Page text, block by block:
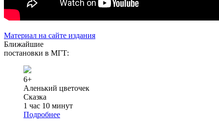
Материал на сайте издания
Ближайшие
постановки в МГТ:
6+
Аленький цветочек
Сказка
1 час 10 минут
Подробнее